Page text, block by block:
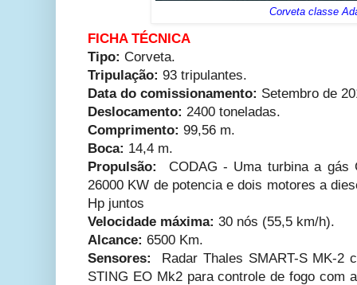
Corveta classe
FICHA TÉCNICA
Tipo: Corveta.
Tripulação: 93 tripulantes.
Data do comissionamento: Setembro de
Deslocamento: 2400 toneladas.
Comprimento: 99,56 m.
Boca: 14,4 m.
Propulsão:
CODAG - Uma turbina a gás
26000 KW de potencia e dois motores a
Hp juntos
Velocidade máxima: 30 nós (55,5 km/h).
Alcance: 6500 Km.
Sensores:
Radar Thales SMART-S MK-2
STING EO Mk2 para controle de fogo com